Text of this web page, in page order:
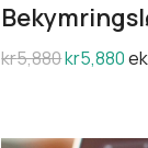
kr5,880kr5,880